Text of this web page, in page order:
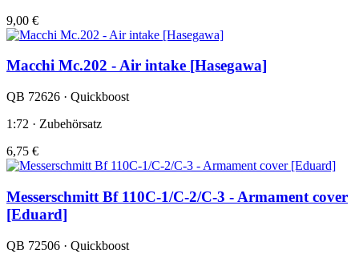
9,00 €
Macchi Mc.202 - Air intake [Hasegawa]
QB 72626 · Quickboost
1:72 · Zubehörsatz
6,75 €
Messerschmitt Bf 110C-1/C-2/C-3 - Armament cover
[Eduard]
QB 72506 · Quickboost